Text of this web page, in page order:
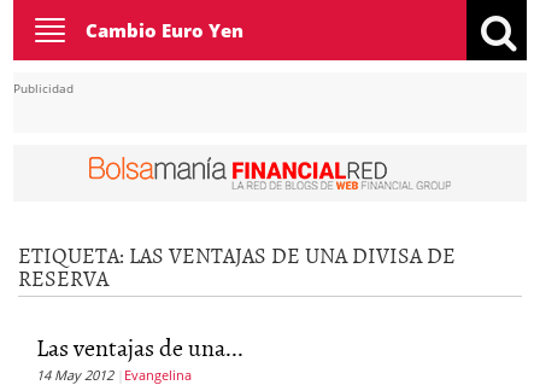
Toggle
navigation
Cambio Euro Yen
Publicidad
ETIQUETA: LAS VENTAJAS DE UNA DIVISA DE
RESERVA
Las ventajas de una...
14 May 2012 Evangelina